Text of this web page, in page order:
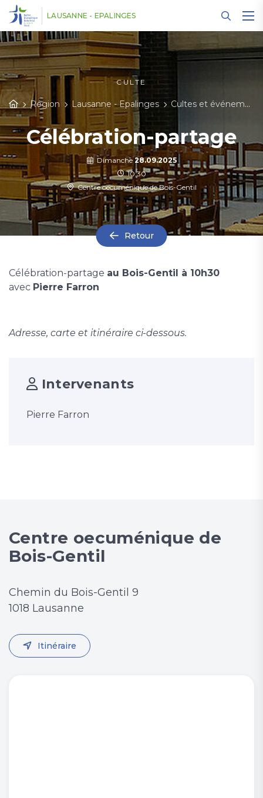
LAUSANNE - EPALINGES
CULTE
Région Lausanne - Epalinges Cultes et événements
Célébration-partage
Dimanche28.09.2025
10:30
Centre oecuménique de Bois-Gentil
Retour
Célébration-partage au Bois-Gentil à 10h30
avec Pierre Farron
Adresse, carte et itinéraire ci-dessous.
Intervenants
Pierre Farron
Centre oecuménique de
Bois-Gentil
Chemin du Bois-Gentil 9
1018 Lausanne
Itinéraire
Panneau de gestion des cookies